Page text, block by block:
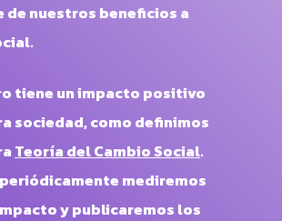
de nuestros beneficios a
tiene un impacto positivo
sociedad, como definimos
Teoría del Cambio Social.
mediremos
y publicaremos los